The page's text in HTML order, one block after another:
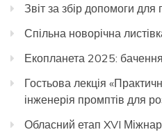
Звіт за збір допомоги для
Спільна новорічна
Екопланета 2025: бачення
Гостьова лекція
інженерія промптів для
Обласний етап XVI